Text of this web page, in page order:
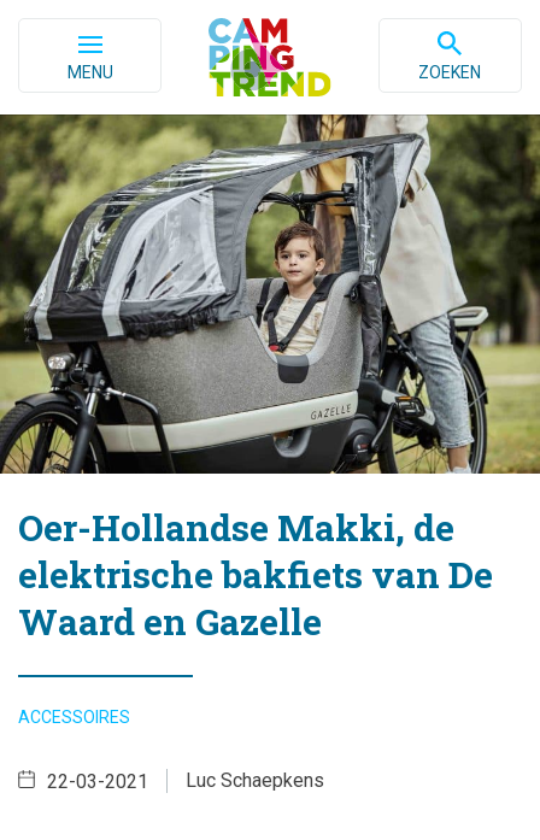
MENU ZOEKEN
Oer-Hollandse Makki, de
elektrische bakfiets van De
Waard en Gazelle
ACCESSOIRES
Luc Schaepkens
22-03-2021